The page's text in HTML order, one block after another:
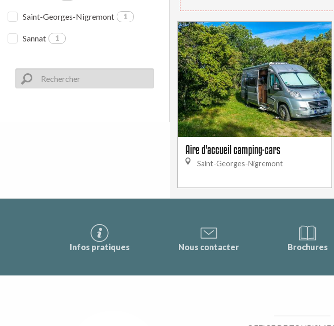
Saint-Georges-Nigremont 1
Sannat 1
Aire d'accueil camping-cars
Saint-Georges-Nigremont
Infos pratiques Nous contacter Brochures